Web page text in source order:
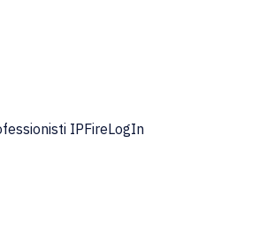
IPFireLogIn